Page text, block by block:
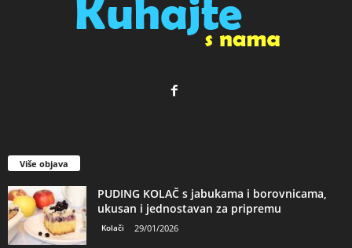
Više objava
PUDING KOLAČ s jabukama i borovnicama,
ukusan i jednostavan za pripremu
Kolači 29/01/2026